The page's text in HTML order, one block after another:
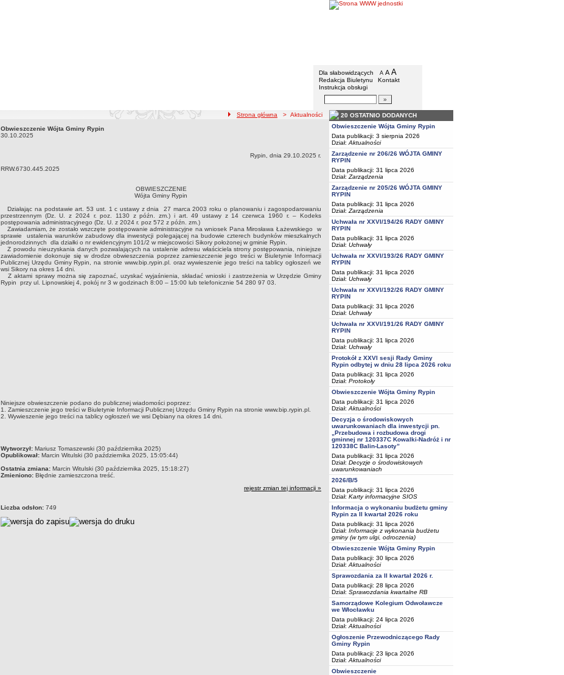
Gmina Rypin
Menu dodatkowe
Dla słabowidzących A pomniejsz czcionkę
A standardowy rozmiar czcionki
A
Redakcja Biuletynu
Kontakt
Instrukcja obsługi
Wyszukiwarka artykułów
ścieżka nawigacji
Strona główna > Aktualności
Obwieszczenie Wójta Gminy Rypin30.10.2025
Obwieszczenie Wójta Gminy Rypin
30.10.2025
Rypin, dnia 29.10.2025 r.
RRW.6730.445.2025
OBWIESZCZENIE
Wójta Gminy Rypin
Działając na podstawie art. 53 ust. 1 c ustawy z dnia 27 marca 2003 roku o planowaniu i zagospodarowaniu
przestrzennym (Dz. U. z 2024 r. poz. 1130 z późn. zm.) i art. 49 ustawy z 14 czerwca 1960 r. – Kodeks
postępowania administracyjnego (Dz. U. z 2024 r. poz 572 z późn. zm.)
Zawiadamiam, że zostało wszczęte postępowanie administracyjne na wniosek Pana Mirosława Łażewskiego w
sprawie ustalenia warunków zabudowy dla inwestycji polegającej na budowie czterech budynków mieszkalnych
jednorodzinnych dla działki o nr ewidencyjnym 101/2 w miejscowości Sikory położonej w gminie Rypin.
Z powodu nieuzyskania danych pozwalających na ustalenie adresu właściciela strony postępowania, niniejsze
zawiadomienie dokonuje się w drodze obwieszczenia poprzez zamieszczenie jego treści w Biuletynie Informacji
Publicznej Urzędu Gminy Rypin, na stronie www.bip.rypin.pl. oraz wywieszenie jego treści na tablicy ogłoszeń we
wsi Sikory na okres 14 dni.
Z aktami sprawy można się zapoznać, uzyskać wyjaśnienia, składać wnioski i zastrzeżenia w Urzędzie Gminy
Rypin przy ul. Lipnowskiej 4, pokój nr 3 w godzinach 8:00 – 15:00 lub telefonicznie 54 280 97 03.
Niniejsze obwieszczenie podano do publicznej wiadomości poprzez:
1. Zamieszczenie jego treści w Biuletynie Informacji Publicznej Urzędu Gminy Rypin na stronie www.bip.rypin.pl.
2. Wywieszenie jego treści na tablicy ogłoszeń we wsi Dębiany na okres 14 dni.
metryczka
Wytworzył: Mariusz Tomaszewski (30 października 2025)
Opublikował: Marcin Witulski (30 października 2025, 15:05:44)
Ostatnia zmiana: Marcin Witulski (30 października 2025, 15:18:27)
Zmieniono: Błędnie zamieszczona treść.
rejestr zmian tej informacji »
Liczba odsłon: 749
20 OSTATNIO DODANYCH
Obwieszczenie Wójta Gminy Rypin
Data publikacji: 3 sierpnia 2026
Dział: Aktualności
Zarządzenie nr 206/26 WÓJTA GMINY
RYPIN
Data publikacji: 31 lipca 2026
Dział: Zarządzenia
Zarządzenie nr 205/26 WÓJTA GMINY
RYPIN
Data publikacji: 31 lipca 2026
Dział: Zarządzenia
Uchwała nr XXVI/194/26 RADY GMINY
RYPIN
Data publikacji: 31 lipca 2026
Dział: Uchwały
Uchwała nr XXVI/193/26 RADY GMINY
RYPIN
Data publikacji: 31 lipca 2026
Dział: Uchwały
Uchwała nr XXVI/192/26 RADY GMINY
RYPIN
Data publikacji: 31 lipca 2026
Dział: Uchwały
Uchwała nr XXVI/191/26 RADY GMINY
RYPIN
Data publikacji: 31 lipca 2026
Dział: Uchwały
Protokół z XXVI sesji Rady Gminy
Rypin odbytej w dniu 28 lipca 2026 roku
Data publikacji: 31 lipca 2026
Dział: Protokoły
Obwieszczenie Wójta Gminy Rypin
Data publikacji: 31 lipca 2026
Dział: Aktualności
Decyzja o środowiskowych
uwarunkowaniach dla inwestycji pn.
„Przebudowa i rozbudowa drogi
gminnej nr 120337C Kowalki-Nadróż i nr
120338C Balin-Lasoty”
Data publikacji: 31 lipca 2026
Dział: Decyzje o środowiskowych
uwarunkowaniach
2026/B/5
Data publikacji: 31 lipca 2026
Dział: Karty informacyjne SIOS
Informacja o wykonaniu budżetu gminy
Rypin za II kwartał 2026 roku
Data publikacji: 31 lipca 2026
Dział: Informacje z wykonania budżetu
gminy (w tym ulgi, odroczenia)
Obwieszczenie Wójta Gminy Rypin
Data publikacji: 30 lipca 2026
Dział: Aktualności
Sprawozdania za II kwartał 2026 r.
Data publikacji: 28 lipca 2026
Dział: Sprawozdania kwartalne RB
Samorządowe Kolegium Odwoławcze
we Włocławku
Data publikacji: 24 lipca 2026
Dział: Aktualności
Ogłoszenie Przewodniczącego Rady
Gminy Rypin
Data publikacji: 23 lipca 2026
Dział: Aktualności
Obwieszczenie